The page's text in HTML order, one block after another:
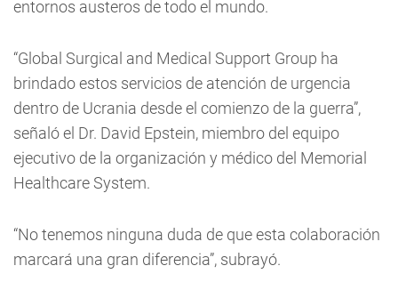
entornos austeros de todo el mundo.
“Global Surgical and Medical Support Group ha
brindado estos servicios de atención de urgencia
dentro de Ucrania desde el comienzo de la guerra”,
señaló el Dr. David Epstein, miembro del equipo
ejecutivo de la organización y médico del Memorial
Healthcare System.
“No tenemos ninguna duda de que esta colaboración
marcará una gran diferencia”, subrayó.